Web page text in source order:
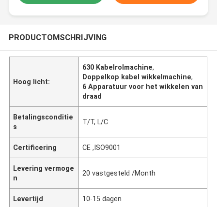
PRODUCTOMSCHRIJVING
Hoog licht:
630 Kabelrolmachine,
Doppelkop kabel wikkelmachine,
6 Apparatuur voor het wikkelen van
draad
Betalingsconditie
s
T/T, L/C
Certificering CE ,ISO9001
Levering vermoge
n
20 vastgesteld /Month
Levertijd 10-15 dagen